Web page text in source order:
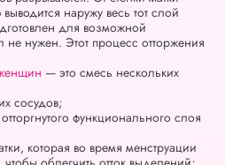
наружу весь тот слой
для возможной
не нужен. Этот процесс отторжения
— это смесь нескольких
сосудов;
функционального слоя
которая во время менструации